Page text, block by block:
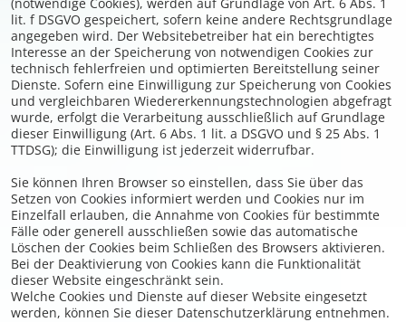
lit. f DSGVO gespeichert, sofern keine andere Rechtsgrundlage
angegeben wird. Der Websitebetreiber hat ein berechtigtes
Interesse an der Speicherung von notwendigen Cookies zur
technisch fehlerfreien und optimierten Bereitstellung seiner
Dienste. Sofern eine Einwilligung zur Speicherung von Cookies
und vergleichbaren Wiedererkennungstechnologien abgefragt
wurde, erfolgt die Verarbeitung ausschließlich auf Grundlage
dieser Einwilligung (Art. 6 Abs. 1 lit. a DSGVO und § 25 Abs. 1
TTDSG); die Einwilligung ist jederzeit widerrufbar.
Sie können Ihren Browser so einstellen, dass Sie über das
Setzen von Cookies informiert werden und Cookies nur im
Einzelfall erlauben, die Annahme von Cookies für bestimmte
Fälle oder generell ausschließen sowie das automatische
Löschen der Cookies beim Schließen des Browsers aktivieren.
Bei der Deaktivierung von Cookies kann die Funktionalität
dieser Website eingeschränkt sein.
Welche Cookies und Dienste auf dieser Website eingesetzt
werden, können Sie dieser Datenschutzerklärung entnehmen.